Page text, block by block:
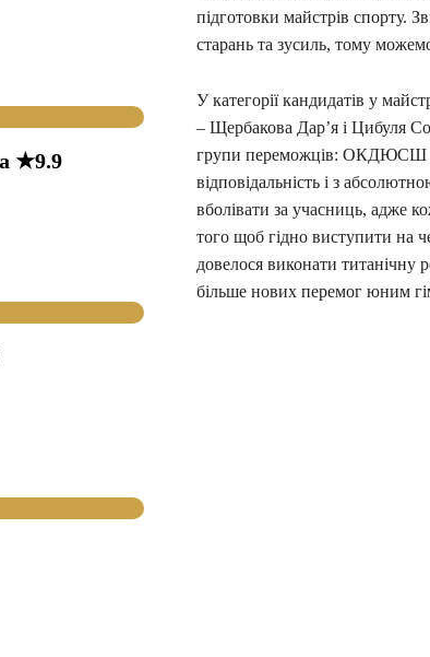
★9.9
підготовки майстрів спорту.
старань та зусиль, тому
У категорії кандидатів у
– Щербакова Дар’я і Цибуля
групи переможців: ОКДЮСШ і
відповідальність і з
вболівати за учасниць, адже
того щоб гідно виступити на
довелося виконати
більше нових перемог юним